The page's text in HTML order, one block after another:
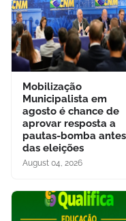
Mobilização
Municipalista em
agosto é chance de
aprovar resposta a
pautas-bomba antes
das eleições
August 04, 2026